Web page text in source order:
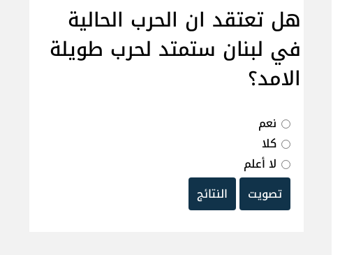
هل تعتقد ان الحرب الحالية
في لبنان ستمتد لحرب طويلة
الامد؟
نعم
كلا
لا أعلم
تصويت
النتائج